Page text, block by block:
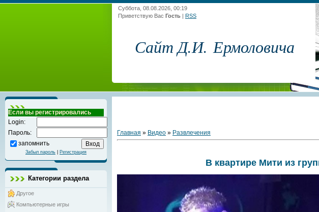
Суббота, 08.08.2026, 00:19
Приветствую Вас Гость | RSS
Сайт Д.И. Ермоловича
Если вы регистрировались
Login:
Пароль:
запомнить
Забыл пароль Регистрация
Категории раздела
Другое
Компьютерные игры
Главная » Видео » Развлечения
В квартире Мити из